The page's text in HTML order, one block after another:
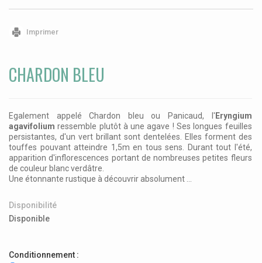
Imprimer
CHARDON BLEU
Egalement appelé Chardon bleu ou Panicaud, l' Eryngium
agavifolium ressemble plutôt à une agave ! Ses longues feuilles
persistantes, d'un vert brillant sont dentelées. Elles forment des
touffes pouvant atteindre 1,5m en tous sens. Durant tout l'été,
apparition d'inflorescences portant de nombreuses petites fleurs
de couleur blanc verdâtre.
Une étonnante rustique à découvrir absolument ...
Disponibilité
Disponible
Conditionnement :